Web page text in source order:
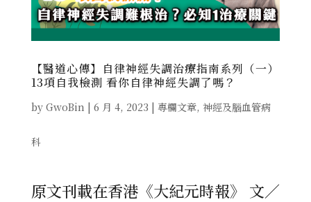
【醫道心傳】自律神經失調治療指南系列（一）
13項自我檢測 看你自律神經失調了嗎？
by GwoBin | 6 月 4, 2023 | 專欄文章, 神經及腦血管病
科
原文刊載在香港《大紀元時報》 文／